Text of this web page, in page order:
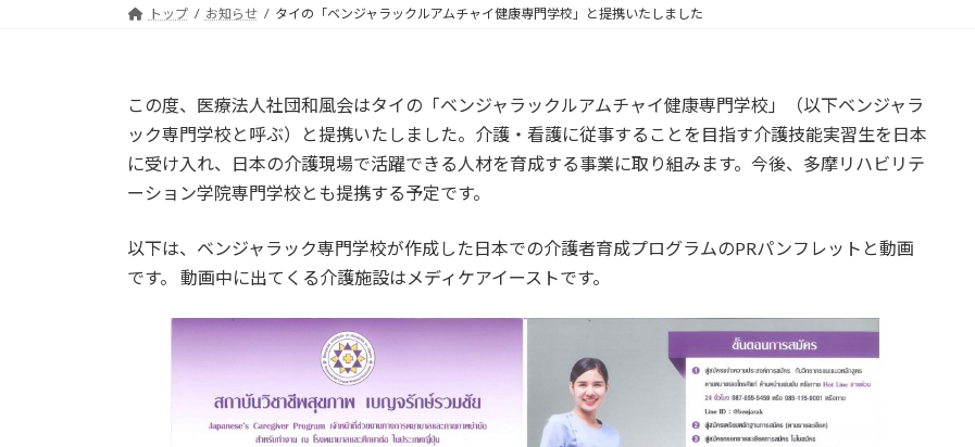
トップ お知らせ タイの「ベンジャラックルアムチャイ健康専門学校」と提携いたしました
この度、医療法人社団和風会はタイの「ベンジャラックルアムチャイ健康専門学校」（以下ベンジャラ
ック専門学校と呼ぶ）と提携いたしました。介護・看護に従事することを目指す介護技能実習生を日本
に受け入れ、日本の介護現場で活躍できる人材を育成する事業に取り組みます。今後、多摩リハビリテ
ーション学院専門学校とも提携する予定です。
以下は、ベンジャラック専門学校が作成した日本での介護者育成プログラムのPRパンフレットと動画
です。 動画中に出てくる介護施設はメディケアイーストです。